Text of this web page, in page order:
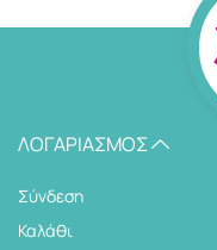
ΛΟΓΑΡΙΑΣΜΌΣ
Σύνδεση
Καλάθι